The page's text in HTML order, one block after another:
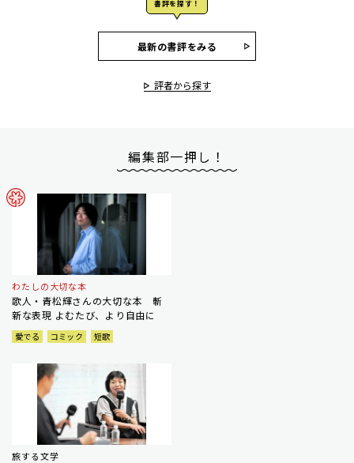
書評を探す！
最新の書評をみる
評者から探す
編集部一押し！
わたしの大切な本
歌人・青松輝さんの大切な本 斬
新な表現 よむたび、より自由に
愛でる コミック 短歌
旅する文学